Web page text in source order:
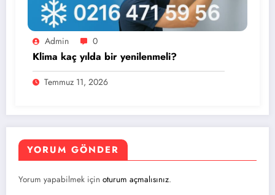
Admin 0
Klima kaç yılda bir yenilenmeli?
Temmuz 11, 2026
YORUM GÖNDER
Yorum yapabilmek için oturum açmalısınız.